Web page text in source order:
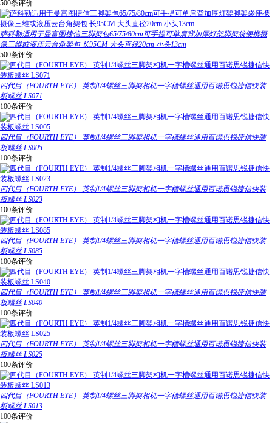
500条评价
萨科勒适用于曼富图捷信三脚架包65/75/80cm可手提可单肩背加厚灯架脚架袋便携摄
像三维或液压云台角架包 长95CM 大头直径20cm 小头13cm
500条评价
四代目（FOURTH EYE） 英制1/4螺丝三脚架相机一字槽螺丝通用百诺思锐捷信快装
板螺丝 LS071
100条评价
四代目（FOURTH EYE） 英制1/4螺丝三脚架相机一字槽螺丝通用百诺思锐捷信快装
板螺丝 LS005
100条评价
四代目（FOURTH EYE） 英制1/4螺丝三脚架相机一字槽螺丝通用百诺思锐捷信快装
板螺丝 LS023
100条评价
四代目（FOURTH EYE） 英制1/4螺丝三脚架相机一字槽螺丝通用百诺思锐捷信快装
板螺丝 LS085
100条评价
四代目（FOURTH EYE） 英制1/4螺丝三脚架相机一字槽螺丝通用百诺思锐捷信快装
板螺丝 LS040
100条评价
四代目（FOURTH EYE） 英制1/4螺丝三脚架相机一字槽螺丝通用百诺思锐捷信快装
板螺丝 LS025
100条评价
四代目（FOURTH EYE） 英制1/4螺丝三脚架相机一字槽螺丝通用百诺思锐捷信快装
板螺丝 LS013
100条评价